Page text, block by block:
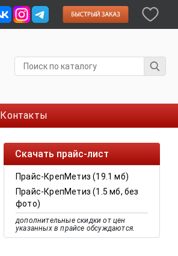
Контакты
Скачать прайс-лист
Прайс-КрепМетиз (19.1 мб)
Прайс-КрепМетиз (1.5 мб, без
фото)
дополнительные скидки от цен
указанных в прайсе обсуждаются.